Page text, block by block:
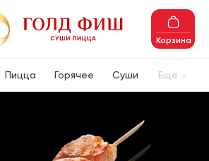
Корзина
Пицца Горячее Суши Ещё